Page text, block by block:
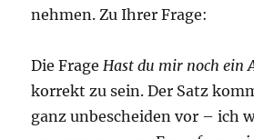
nehmen. Zu Ihrer Frage:
Die FrageHast du mir noch ein
korrekt zu sein. Der Satz
ganz unbescheiden vor – ich